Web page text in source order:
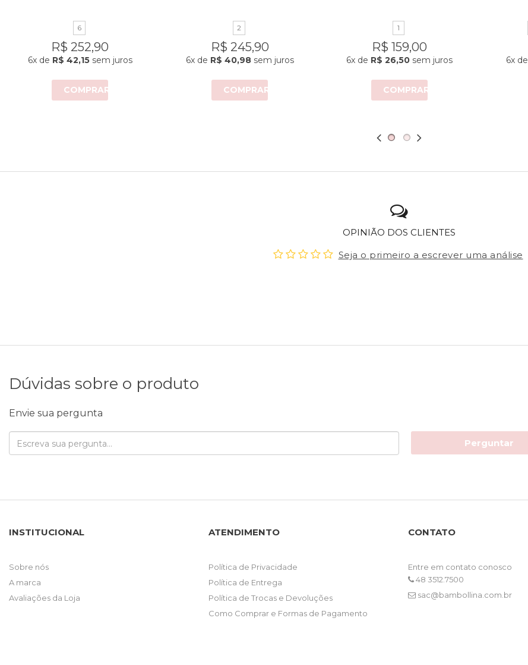
6
R$ 252,90
6xde R$ 42,15sem juros
COMPRAR
2
R$ 245,90
6xde R$ 40,98sem juros
COMPRAR
1
R$ 159,00
6x de R$ 26,50 sem juros
COMPRAR
6x de
OPINIÃO DOS CLIENTES
Seja o primeiro a escrever uma análise
Dúvidas sobre o produto
Envie sua pergunta
Perguntar
INSTITUCIONAL
Sobre nós
A marca
Avaliações da Loja
ATENDIMENTO
Política de Privacidade
Política de Entrega
Política de Trocas e Devoluções
Como Comprar e Formas de Pagamento
CONTATO
Entre em contato conosco
48 3512.7500
sac@bambollina.com.br